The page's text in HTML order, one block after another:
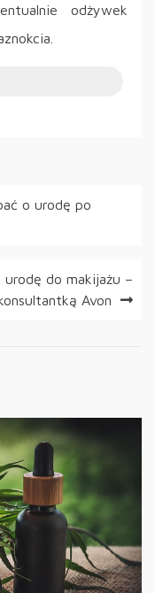
odżywek
o urodę po
do makijażu –
Avon